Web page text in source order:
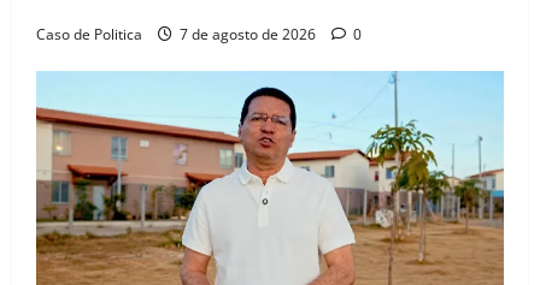
Caso de Politica 7 de agosto de 2026 0